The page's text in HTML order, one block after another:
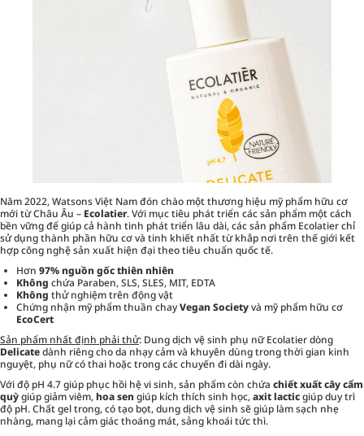
Năm 2022, Watsons Việt Nam đón chào một thương hiệu mỹ phẩm hữu cơ
mới từ Châu Âu – Ecolatier. Với mục tiêu phát triển các sản phẩm một cách
bền vững để giúp cả hành tinh phát triển lâu dài, các sản phẩm Ecolatierchỉ
sử dụng thành phần hữu cơ và tinh khiết nhất từ khắp nơi trên thế giới kết
hợp công nghệ sản xuất hiện đại theo tiêu chuẩn quốc tế.
Hơn 97% nguồn gốc thiên nhiên
Không chứa Paraben, SLS, SLES, MIT, EDTA
Không thử nghiệm trên động vật
Chứng nhận mỹ phẩm thuần chayVegan Societyvà mỹ phẩm hữu cơ
EcoCert
Sản phẩm nhất định phải thử: Dung dịch vệ sinh phụ nữ Ecolatier dòng
Delicatedành riêng cho da nhạy cảm và khuyên dùng trong thời gian kinh
nguyệt, phụ nữ có thai hoặc trong các chuyến đi dài ngày.
Với độ pH 4.7 giúp phục hồi hệ vi sinh, sản phẩm còn chứa chiết xuất cây cẩm
quỳgiúp giảm viêm,hoa sen giúp kích thích sinh học,axit lacticgiúp duy trì
độ pH. Chất gel trong, có tạo bọt, dung dịch vệ sinh sẽ giúp làm sạch nhẹ
nhàng, mang lại cảm giác thoáng mát, sảng khoái tức thì.